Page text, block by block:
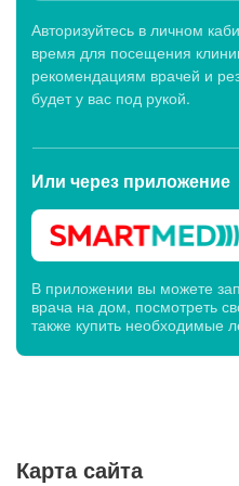
Клиники первичного
27
Сейчас открыто
Будни:
Клиника МЕДСИ-
10Б
Коммунистическая, 2
Авторизуйтесь в личном
время для посещения
рекомендациям врачей и
будет у вас под рукой.
Или через приложение
В приложении вы можете
врача на дом, посмотреть
также купить необходимые
Карта сайта